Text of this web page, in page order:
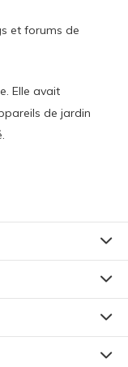
et forums de
Elle avait
de jardin